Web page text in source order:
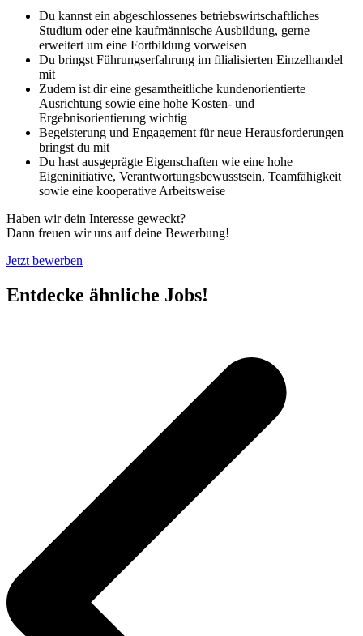
Du kannst ein abgeschlossenes betriebswirtschaftliches
Studium oder eine kaufmännische Ausbildung, gerne
erweitert um eine Fortbildung vorweisen
Du bringst Führungserfahrung im filialisierten Einzelhandel
mit
Zudem ist dir eine gesamtheitliche kundenorientierte
Ausrichtung sowie eine hohe Kosten- und
Ergebnisorientierung wichtig
Begeisterung und Engagement für neue Herausforderungen
bringst du mit
Du hast ausgeprägte Eigenschaften wie eine hohe
Eigeninitiative, Verantwortungsbewusstsein, Teamfähigkeit
sowie eine kooperative Arbeitsweise
Haben wir dein Interesse geweckt?
Dann freuen wir uns auf deine Bewerbung!
Jetzt bewerben
Entdecke ähnliche Jobs!